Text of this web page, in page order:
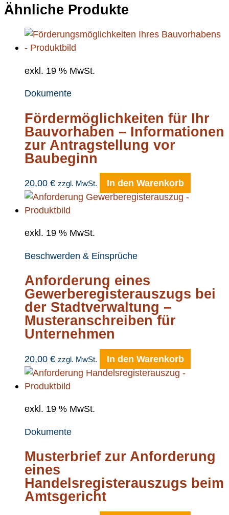
Ähnliche Produkte
exkl. 19 % MwSt.
Dokumente
Fördermöglichkeiten für Ihr
Bauvorhaben – Informationen
zur Antragstellung vor
Baubeginn
20,00 € zzgl. MwSt. In den Warenkorb
exkl. 19 % MwSt.
Beschwerden & Einsprüche
Anforderung eines
Gewerberegisterauszugs bei
der Stadtverwaltung –
Musteranschreiben für
Unternehmen
20,00 € zzgl. MwSt. In den Warenkorb
exkl. 19 % MwSt.
Dokumente
Musterbrief zur Anforderung
eines
Handelsregisterauszugs beim
Amtsgericht